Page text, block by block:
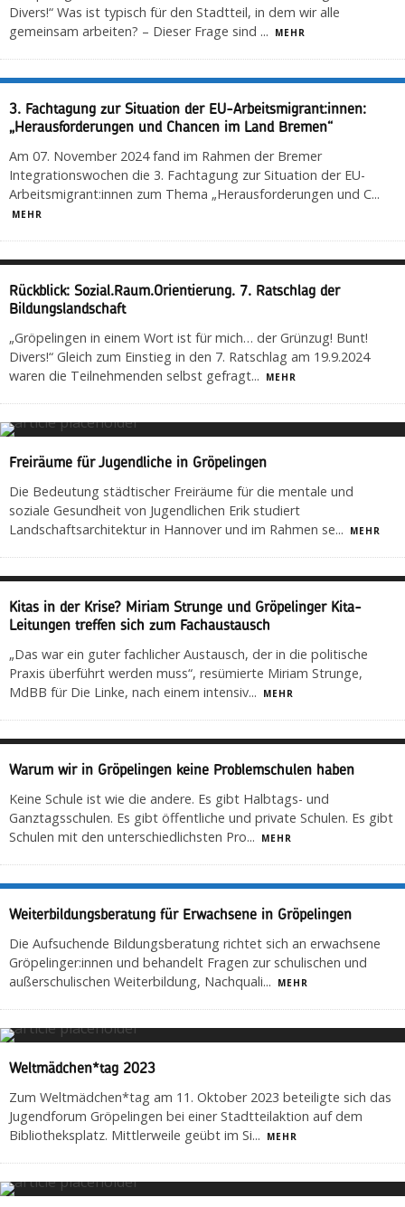
Divers!“ Was ist typisch für den Stadtteil, in dem wir alle
gemeinsam arbeiten? – Dieser Frage sind ... MEHR
3. Fachtagung zur Situation der EU-Arbeitsmigrant:innen:
„Herausforderungen und Chancen im Land Bremen“
Am 07. November 2024 fand im Rahmen der Bremer
Integrationswochen die 3. Fachtagung zur Situation der EU-
Arbeitsmigrant:innen zum Thema „Herausforderungen und C...
MEHR
Rückblick: Sozial.Raum.Orientierung. 7. Ratschlag der
Bildungslandschaft
„Gröpelingen in einem Wort ist für mich… der Grünzug! Bunt!
Divers!“ Gleich zum Einstieg in den 7. Ratschlag am 19.9.2024
waren die Teilnehmenden selbst gefragt... MEHR
Freiräume für Jugendliche in Gröpelingen
Die Bedeutung städtischer Freiräume für die mentale und
soziale Gesundheit von Jugendlichen Erik studiert
Landschaftsarchitektur in Hannover und im Rahmen se... MEHR
Kitas in der Krise? Miriam Strunge und Gröpelinger Kita-
Leitungen treffen sich zum Fachaustausch
„Das war ein guter fachlicher Austausch, der in die politische
Praxis überführt werden muss“, resümierte Miriam Strunge,
MdBB für Die Linke, nach einem intensiv... MEHR
Warum wir in Gröpelingen keine Problemschulen haben
Keine Schule ist wie die andere. Es gibt Halbtags- und
Ganztagsschulen. Es gibt öffentliche und private Schulen. Es gibt
Schulen mit den unterschiedlichsten Pro... MEHR
Weiterbildungsberatung für Erwachsene in Gröpelingen
Die Aufsuchende Bildungsberatung richtet sich an erwachsene
Gröpelinger:innen und behandelt Fragen zur schulischen und
außerschulischen Weiterbildung, Nachquali... MEHR
Weltmädchen*tag 2023
Zum Weltmädchen*tag am 11. Oktober 2023 beteiligte sich das
Jugendforum Gröpelingen bei einer Stadtteilaktion auf dem
Bibliotheksplatz. Mittlerweile geübt im Si... MEHR